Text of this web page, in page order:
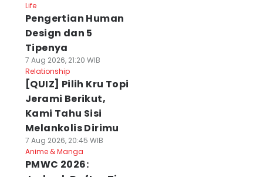
Life
Pengertian Human
Design dan 5
Tipenya
7 Aug 2026, 21:20 WIB
Relationship
[QUIZ] Pilih Kru Topi
Jerami Berikut,
Kami Tahu Sisi
Melankolis Dirimu
7 Aug 2026, 20:45 WIB
Anime & Manga
PMWC 2026: